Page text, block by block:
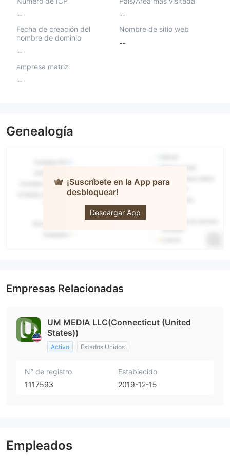
--
--
Fecha de creación del
nombre de dominio
--
Nombre de sitio web
--
empresa matriz
--
Genealogía
¡Suscríbete en la App para
desbloquear!
Descargar App
Universal
Empresas Relacionadas
UM MEDIA LLC(Connecticut (United
States))
Activo Estados Unidos
N° de registro
1117593
Establecido
2019-12-15
Empleados